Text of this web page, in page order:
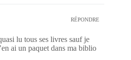
RÉPONDRE
lu tous ses livres sauf je
ai un paquet dans ma biblio